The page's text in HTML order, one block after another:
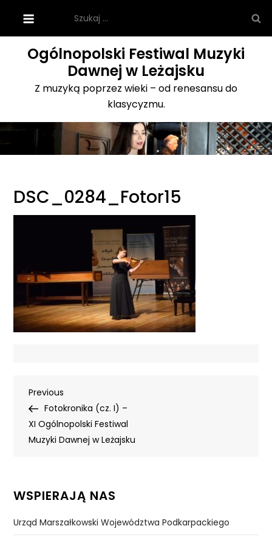
content
Ogólnopolski Festiwal Muzyki
Dawnej w Leżajsku
Z muzyką poprzez wieki – od renesansu do
klasycyzmu.
DSC_0284_Fotor15
Nawigacja
wpisu
Previous
Post
Previous
Fotokronika (cz. I) –
XI Ogólnopolski Festiwal
Muzyki Dawnej w Leżajsku
WSPIERAJĄ NAS
Urząd Marszałkowski Województwa Podkarpackiego